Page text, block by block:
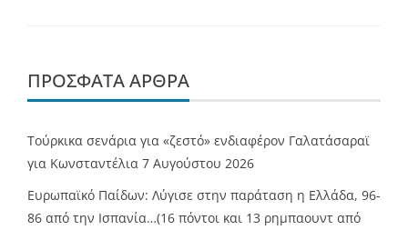
ΠΡΌΣΦΑΤΑ ΆΡΘΡΑ
Τούρκικα σενάρια για «ζεστό» ενδιαφέρον Γαλατάσαραϊ
για Κωνσταντέλια 7 Αυγούστου 2026
Ευρωπαϊκό Παίδων: Λύγισε στην παράταση η Ελλάδα, 96-
86 από την Ισπανία…(16 πόντοι και 13 ρημπαουντ από